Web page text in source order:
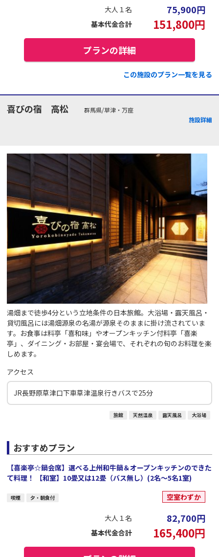
大人１名 75,900円
基本代金合計 151,800円
プランの詳細
この施設のプラン一覧を見る
喜びの宿 高松
群馬県/草津・万座
施設詳細
湯畑まで徒歩4分という立地条件の日本旅館。大浴場・露天風呂・
貸切風呂には湯畑源泉の名湯が源泉そのままに掛け流されていま
す。お食事は料亭「喜和味」やオープンキッチン付料亭「喜楽
亭」、ダイニング・お部屋・宴会場で、それぞれの旬のお料理を楽
しめます。
アクセス
JR長野原草津口下車草津温泉行きバスで25分
旅館 天然温泉 露天風呂 大浴場
おすすめプラン
【喜楽亭☆鍋会席】選べる上州和牛鍋＆オープンキッチンのできた
て料理！ 【和室】10畳又は12畳（バス無し）(2名～5名1室)
喫煙 夕・朝食付 空室わずか
大人１名 82,700円
基本代金合計 165,400円